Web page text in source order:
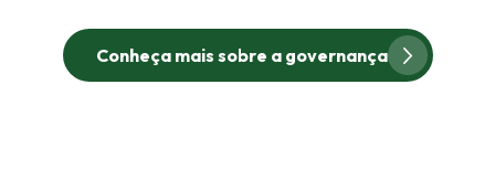
Conheça mais sobre a governança